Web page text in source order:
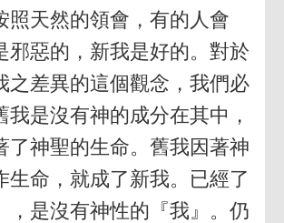
照天然的領會，有的人會
邪惡的，新我是好的。對於
之差異的這個觀念，我們必
我是沒有神的成分在其中，
了神聖的生命。舊我因著神
生命，就成了新我。已經了
，是沒有神性的『我』。仍